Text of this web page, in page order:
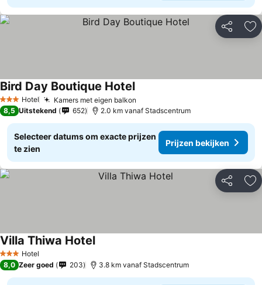
Delen
3 SterrenHotel Kamers met eigen balkon
Bird Day Boutique Hotel
8,5 Uitstekend 652 2.0 km vanaf Stadscentrum
Selecteer datums om exacte prijzen
te zien
Prijzen bekijken
Delen
3 SterrenHotel
Villa Thiwa Hotel
8,0 Zeer goed 203 3.8 km vanaf Stadscentrum